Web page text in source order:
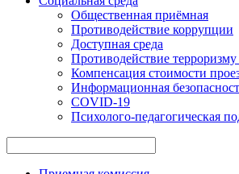
Общественная приёмная
Противодействие коррупции
Доступная среда
Противодействие
Компенсация стоимости
Информационная
COVID-19
Психолого-педагогическая